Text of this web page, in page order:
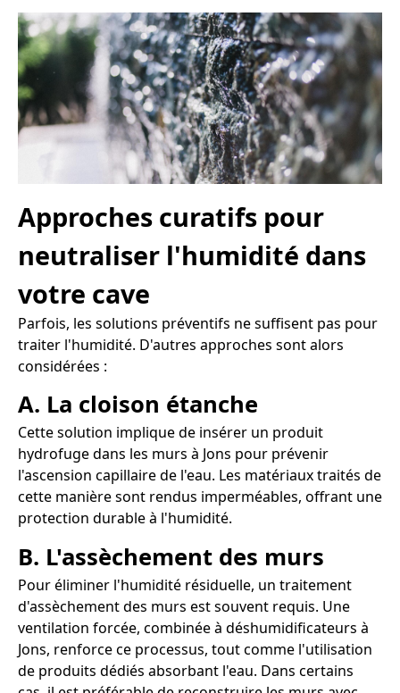
Approches curatifs pour
neutraliser l'humidité dans
votre cave
Parfois, les solutions préventifs ne suffisent pas pour
traiter l'humidité. D'autres approches sont alors
considérées :
A. La cloison étanche
Cette solution implique de insérer un produit
hydrofuge dans les murs à Jons pour prévenir
l'ascension capillaire de l'eau. Les matériaux traités de
cette manière sont rendus imperméables, offrant une
protection durable à l'humidité.
B. L'assèchement des murs
Pour éliminer l'humidité résiduelle, un traitement
d'assèchement des murs est souvent requis. Une
ventilation forcée, combinée à déshumidificateurs à
Jons, renforce ce processus, tout comme l'utilisation
de produits dédiés absorbant l'eau. Dans certains